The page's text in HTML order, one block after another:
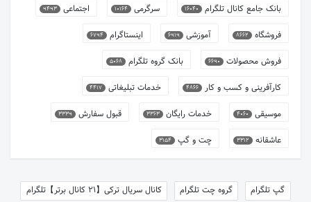
بانک جامع کانال تلگرام 16040 سرگرمی 10164 اجتماعی 9493
فروشگاه 8662 آموزشی 6919 اینستاگرام 6794
فروش محصولات 6690 بانک گروه تلگرام 5068
کارآفرینی و کسب و کار 4866 خدمات تبلیغاتی 4417
موسیقی 4060 خدمات رایگان 3363 قبول سفارش 3339
عاشقانه 3312 چت و گپ 3154
گپ تلگرام گروه چت تلگرام کانال سریال ترکی【21 کانال برتر】تلگرام